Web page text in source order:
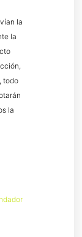
la
la
todo
la